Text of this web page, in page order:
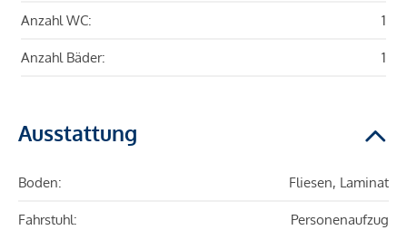
Anzahl WC: 1
Anzahl Bäder: 1
Ausstattung
Boden: Fliesen, Laminat
Fahrstuhl: Personenaufzug